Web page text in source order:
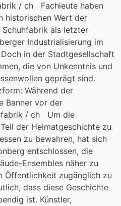
/ ch Fachleute haben
historischen Wert der
Schuhfabrik als letzter
Industrialisierung im
in der Stadtgesellschaft
die von Unkenntnis und
geprägt sind.
Während der
Banner vor der
/ ch Um die
der Heimatgeschichte zu
zu bewahren, hat sich
entschlossen, die
Ensembles näher zu
Öffentlichkeit zugänglich zu
dass diese Geschichte
ist. Künstler,